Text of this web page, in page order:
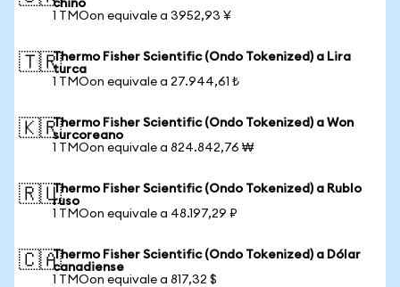
chino
1 TMOon equivale a 3952,93 ¥
🇹🇷Thermo Fisher Scientific (Ondo Tokenized) a Lira
turca
1 TMOon equivale a 27.944,61 ₺
🇰🇷Thermo Fisher Scientific (Ondo Tokenized) a Won
surcoreano
1 TMOon equivale a 824.842,76 ₩
🇷🇺Thermo Fisher Scientific (Ondo Tokenized) a Rublo
ruso
1 TMOon equivale a 48.197,29 ₽
🇨🇦Thermo Fisher Scientific (Ondo Tokenized) a Dólar
canadiense
1 TMOon equivale a 817,32 $